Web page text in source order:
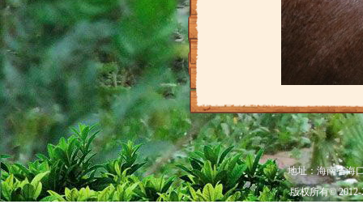
地址：海南省海
版权所有©